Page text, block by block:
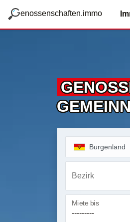
g
enossenschaften.immo
Burgenland
Bezirk
Miete bis